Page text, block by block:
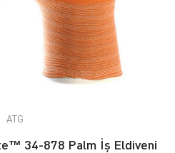
ATG
34-878 Palm İş Eldiveni